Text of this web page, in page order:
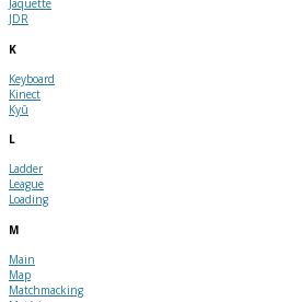
Jaquette
JDR
K
Keyboard
Kinect
Kyû
L
Ladder
League
Loading
M
Main
Map
Matchmacking